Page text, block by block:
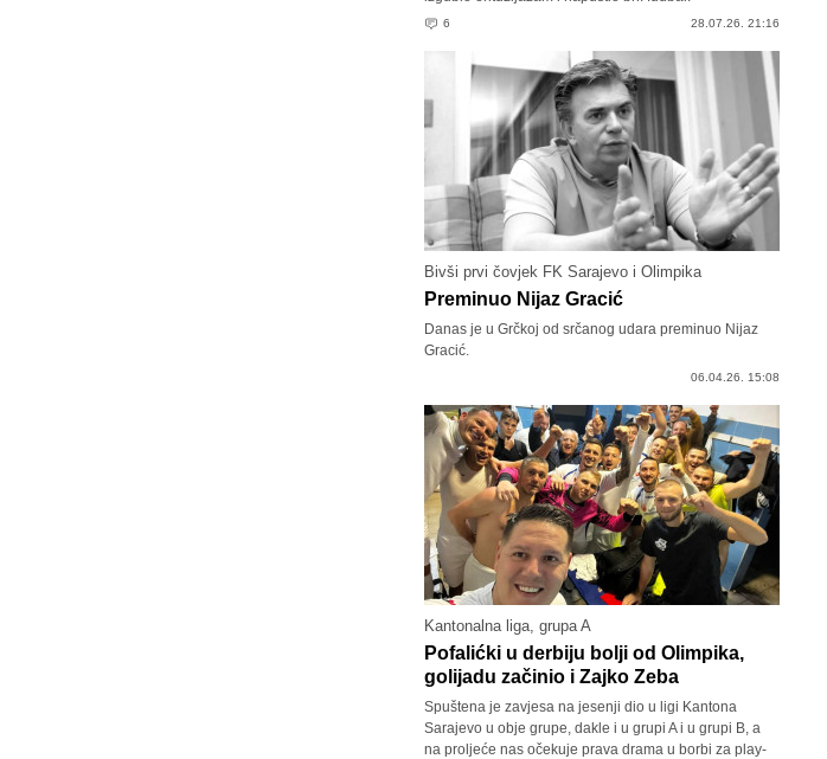
6 28.07.26. 21:16
Bivši prvi čovjek FK Sarajevo i Olimpika
Preminuo Nijaz Gracić
Danas je u Grčkoj od srčanog udara preminuo Nijaz
Gracić.
06.04.26. 15:08
Kantonalna liga, grupa A
Pofalićki u derbiju bolji od Olimpika,
golijadu začinio i Zajko Zeba
Spuštena je zavjesa na jesenji dio u ligi Kantona
Sarajevo u obje grupe, dakle i u grupi A i u grupi B, a
na proljeće nas očekuje prava drama u borbi za play-